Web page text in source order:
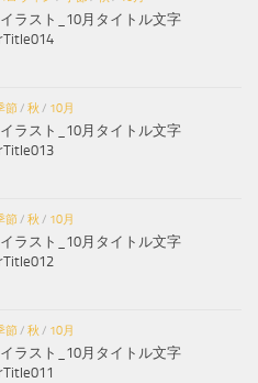
ラスト_10月タイトル文字
節/ 秋 / 10月
ラスト_10月タイトル文字
節/ 秋 / 10月
ラスト_10月タイトル文字
節/ 秋 / 10月
ラスト_10月タイトル文字